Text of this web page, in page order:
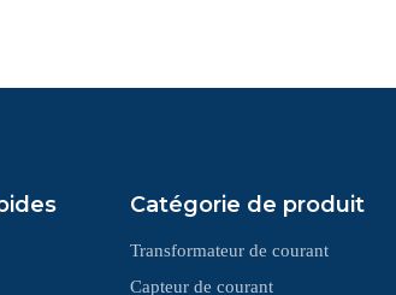
Catégorie de produit
Transformateur de courant
Capteur de courant